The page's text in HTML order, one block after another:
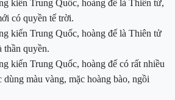
kiến Trung Quốc, hoàng đế là Thiên tử,
có quyền tế trời.
kiến Trung Quốc, hoàng đế là Thiên tử
thần quyền.
kiến Trung Quốc, hoàng đế có rất nhiều
màu vàng, mặc hoàng bào, ngồi